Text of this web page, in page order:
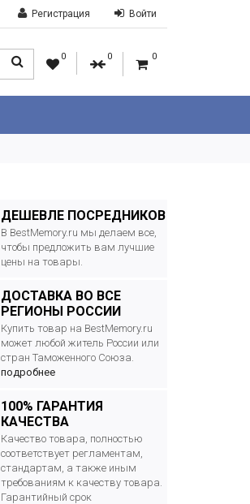
Регистрация Войти
0 0 0
ДЕШЕВЛЕ ПОСРЕДНИКОВ
В BestMemory.ru мы делаем все,
чтобы предложить вам лучшие
цены на товары.
ДОСТАВКА ВО ВСЕ
РЕГИОНЫ РОССИИ
Купить товар на BestMemory.ru
может любой житель России или
стран Таможенного Союза.
подробнее
100% ГАРАНТИЯ
КАЧЕСТВА
Качество товара, полностью
соответствует регламентам,
стандартам, а также иным
требованиям к качеству товара.
Гарантийный срок